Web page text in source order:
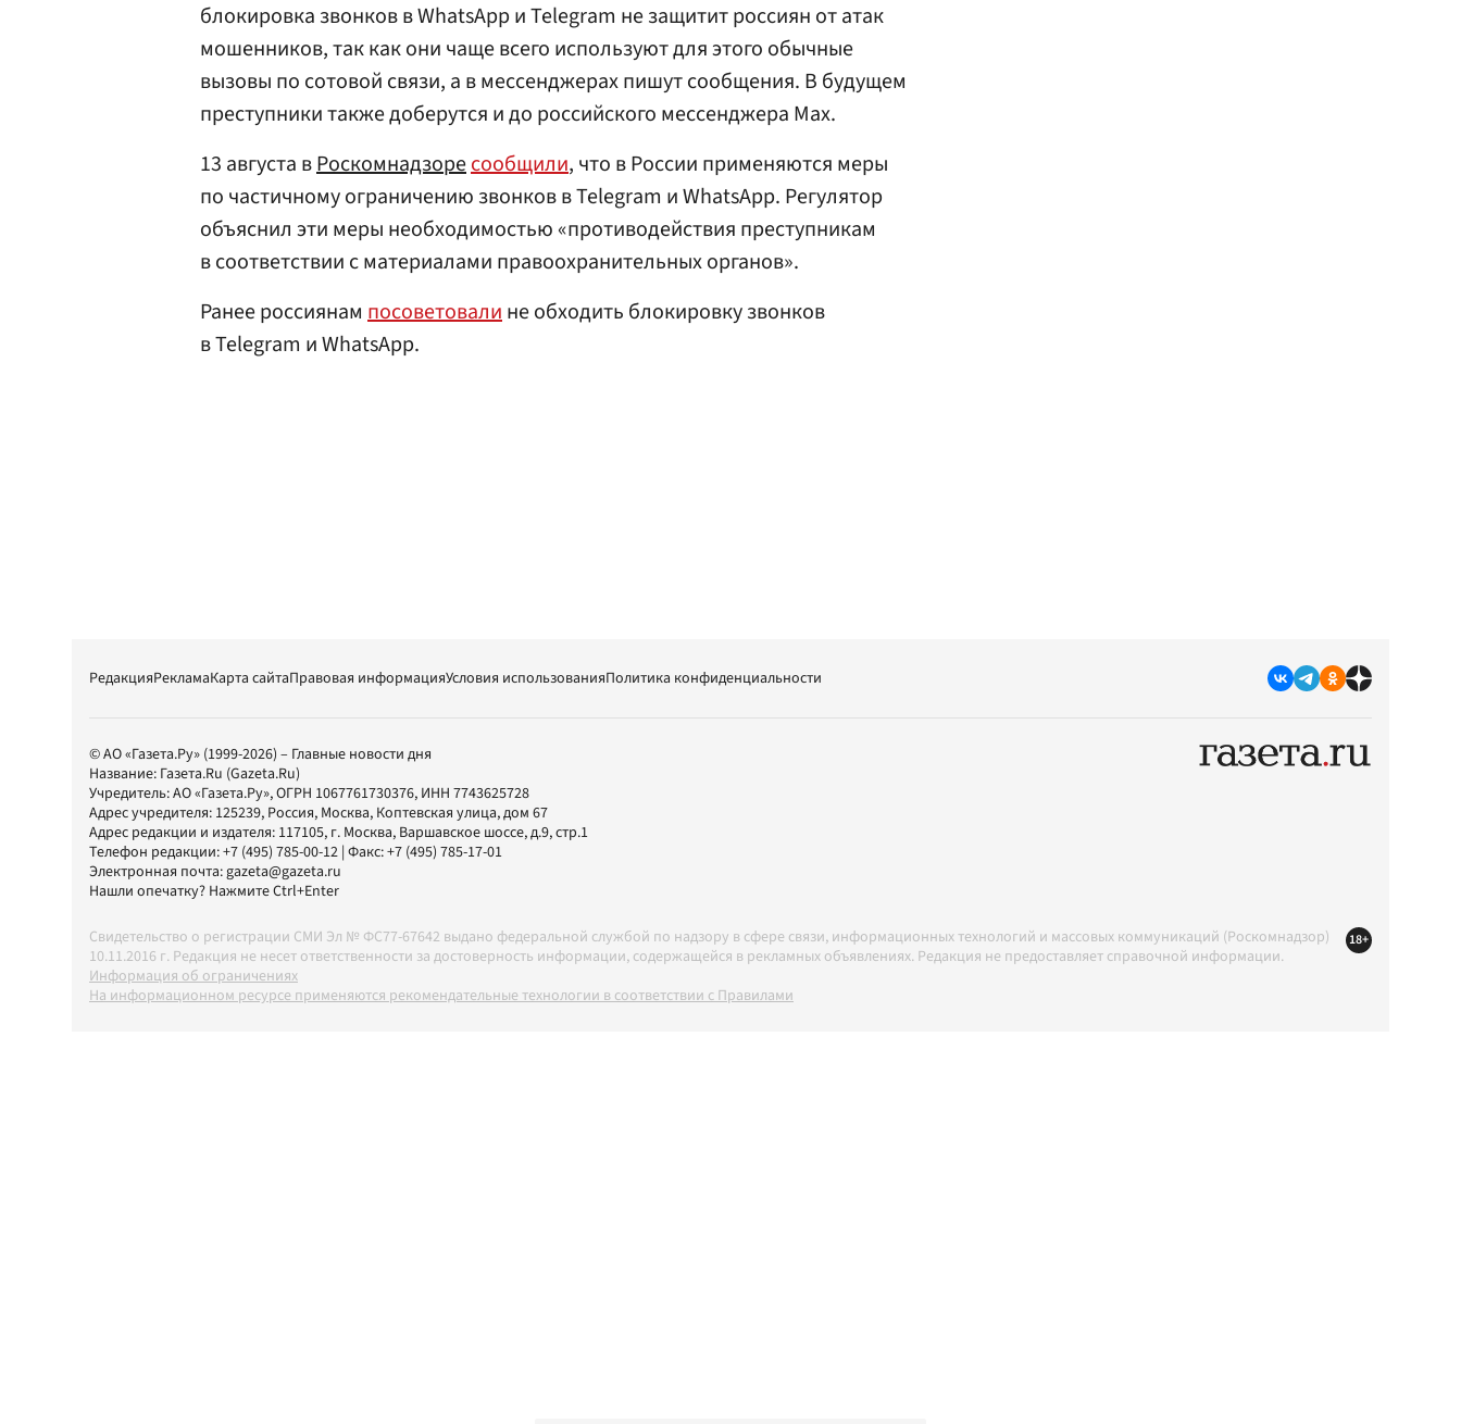
блокировка звонков в WhatsApp и Telegram не защитит россиян от атак
мошенников, так как они чаще всего используют для этого обычные
вызовы по сотовой связи, а в мессенджерах пишут сообщения. В будущем
преступники также доберутся и до российского мессенджера Max.
13 августа вРоскомнадзоресообщили, что в России применяются меры
по частичному ограничению звонков в Telegram и WhatsApp. Регулятор
объяснил эти меры необходимостью «противодействия преступникам
в соответствии с материалами правоохранительных органов».
Ранее россиянам посоветовалине обходить блокировку звонков
в Telegram и WhatsApp.
РедакцияРекламаКарта сайтаПравовая информацияУсловия использованияПолитика конфиденциальности
© АО «Газета.Ру» (1999-2026) – Главные новости дня
Название: Газета.Ru (Gazeta.Ru)
Учредитель:АО «Газета.Ру», ОГРН 1067761730376, ИНН 7743625728
Адрес учредителя: 125239, Россия, Москва, Коптевская улица, дом 67
Адрес редакции и издателя: 117105, г. Москва, Варшавское шоссе, д.9, стр.1
Телефон редакции:+7 (495) 785-00-12 | Факс:+7 (495) 785-17-01
Электронная почта:gazeta@gazeta.ru
Нашли опечатку? Нажмите Ctrl+Enter
Свидетельство о регистрации СМИ Эл № ФС77-67642 выдано федеральной службой по надзору в сфере связи, информационных технологий и массовых коммуникаций (Роскомнадзор)
10.11.2016 г. Редакция не несет ответственности за достоверность информации, содержащейся в рекламных объявлениях. Редакция не предоставляет справочной информации.
Информация об ограничениях
На информационном ресурсе применяются рекомендательные технологии в соответствии с Правилами
18+